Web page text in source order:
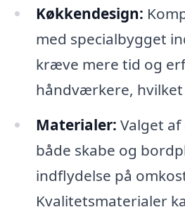
Køkkendesign:
med specialbygget
kræve mere tid og
håndværkere,
Materialer: Valget
både skabe og
indflydelse på
Kvalitetsmaterialer